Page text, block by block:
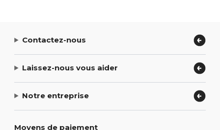
Contactez-nous
Laissez-nous vous aider
Notre entreprise
Moyens de paiement